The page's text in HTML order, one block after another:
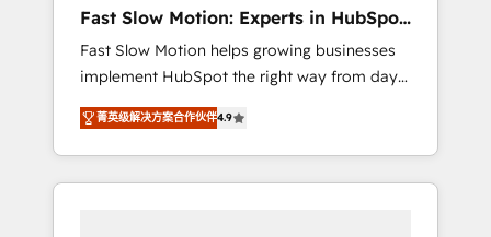
reporting - Workflow automation and data
clean-up - Sales enablement and team
training - Ongoing optimisation and RevOps
support Based in Leeds and London, we
partner with SMEs across the UK who are
ready to turn HubSpot into the growth
engine it’s meant to be.
Fast Slow Motion: Experts in HubSpot
& Salesforce
Fast Slow Motion helps growing businesses
implement HubSpot the right way from day
one — with the flexibility to scale as
complexity increases. Highly certified in both
HubSpot and Salesforce, we bring deep
experience in CRM implementation,
菁英级解决方案合作伙伴4.9